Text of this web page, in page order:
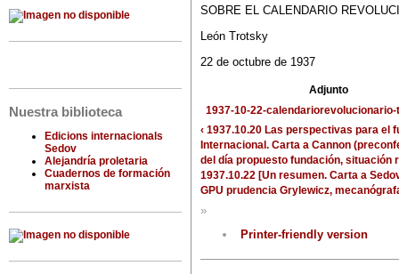
Nuestra biblioteca
Edicions internacionals
Sedov
Alejandría proletaria
Cuadernos de formación
marxista
SOBRE EL CALENDARIO
León Trotsky
22 de octubre de 1937
Adjunto
1937-10-22-
‹ 1937.10.20 Las perspectivas para el
Internacional. Carta a Cannon
del día propuesto fundación, situación
1937.10.22 [Un resumen. Carta a
GPU prudencia Grylewicz,
»
Printer-friendly version